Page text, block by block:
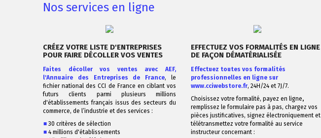
Nos services en ligne
CRÉEZ VOTRE LISTE D'ENTREPRISES
POUR FAIRE DÉCOLLER VOS VENTES
Faites décoller vos ventes avec AEF,
l'Annuaire des Entreprises de France, le
fichier national des CCI de France en ciblant vos
futurs clients parmi plusieurs millions
d'établissements français issus des secteurs du
commerce, de l’industrie et des services :
30 critères de sélection
4 millions d'établissements
EFFECTUEZ VOS FORMALITÉS EN LIGNE
DE FAÇON DÉMATÉRIALISÉE
Effectuez toutes vos formalités
professionnelles en ligne sur
www.cciwebstore.fr, 24H/24 et 7J/7.
Choisissez votre formalité, payez en ligne,
remplissez le formulaire pas à pas, chargez vos
pièces justificatives, signez électroniquement et
télétransmettez votre formalité au service
instructeur concernant :